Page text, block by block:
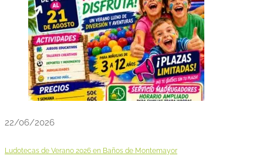
22/06/2026
Ludotecas de Verano 2026 en Baños de Montemayor